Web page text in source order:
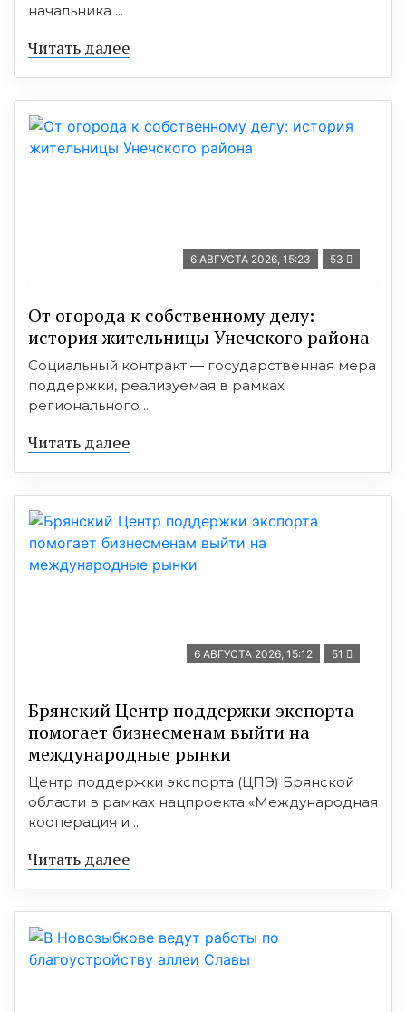
начальника ...
Читать далее
6 АВГУСТА 2026, 15:23 53
От огорода к собственному делу:
история жительницы Унечского района
Социальный контракт — государственная мера
поддержки, реализуемая в рамках
регионального ...
Читать далее
6 АВГУСТА 2026, 15:12 51
Брянский Центр поддержки экспорта
помогает бизнесменам выйти на
международные рынки
Центр поддержки экспорта (ЦПЭ) Брянской
области в рамках нацпроекта «Международная
кооперация и ...
Читать далее